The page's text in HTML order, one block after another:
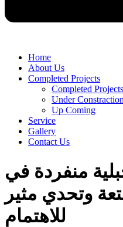
Home
About Us
Completed Projects
Completed Projects
Under
Up Coming
Service
Gallery
Contact Us
منفردة في
وتحدي مثير
للاهتمام